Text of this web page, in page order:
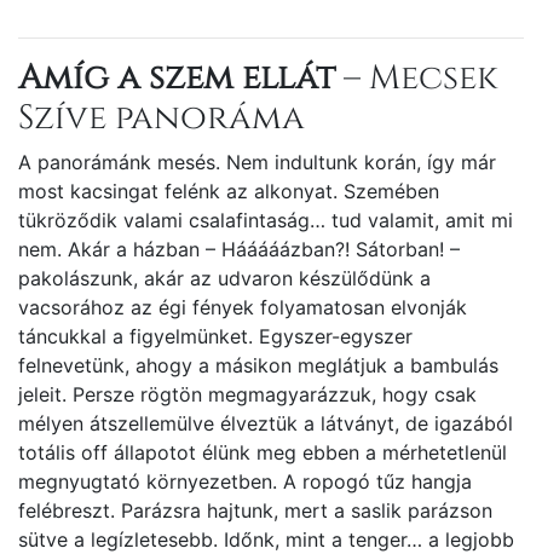
Amíg a szem ellát– Mecsek
Szíve panoráma
A panorámánk mesés. Nem indultunk korán, így már
most kacsingat felénk az alkonyat. Szemében
tükröződik valami csalafintaság… tud valamit, amit mi
nem. Akár a házban – Hááááázban?! Sátorban! –
pakolászunk, akár az udvaron készülődünk a
vacsorához az égi fények folyamatosan elvonják
táncukkal a figyelmünket. Egyszer-egyszer
felnevetünk, ahogy a másikon meglátjuk a bambulás
jeleit. Persze rögtön megmagyarázzuk, hogy csak
mélyen átszellemülve élveztük a látványt, de igazából
totális off állapotot élünk meg ebben a mérhetetlenül
megnyugtató környezetben. A ropogó tűz hangja
felébreszt. Parázsra hajtunk, mert a saslik parázson
sütve a legízletesebb. Időnk, mint a tenger… a legjobb